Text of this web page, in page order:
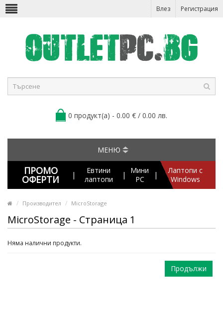
Влез Регистрация
0 продукт(а) - 0.00 € / 0.00 лв.
МЕНЮ
ПРОМО
ОФЕРТИ |
Евтини
лаптопи
|
Мини
PC
|
Лаптопи с
Windows
Производител MicroStorage
MicroStorage - Страница 1
Няма налични продукти.
Продължи